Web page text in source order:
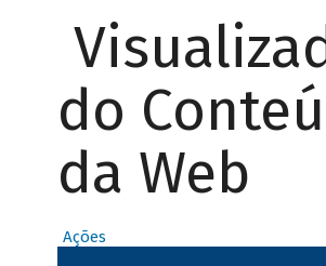
do
da Web
Ações